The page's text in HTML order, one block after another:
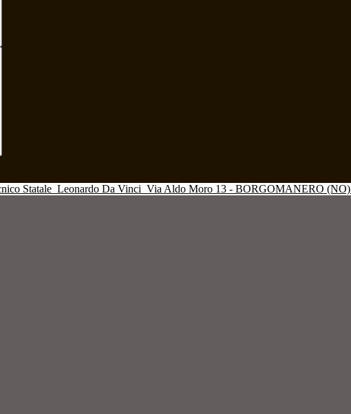
Statale Leonardo Da Vinci Via Aldo Moro 13 - BORGOMANERO (NO)